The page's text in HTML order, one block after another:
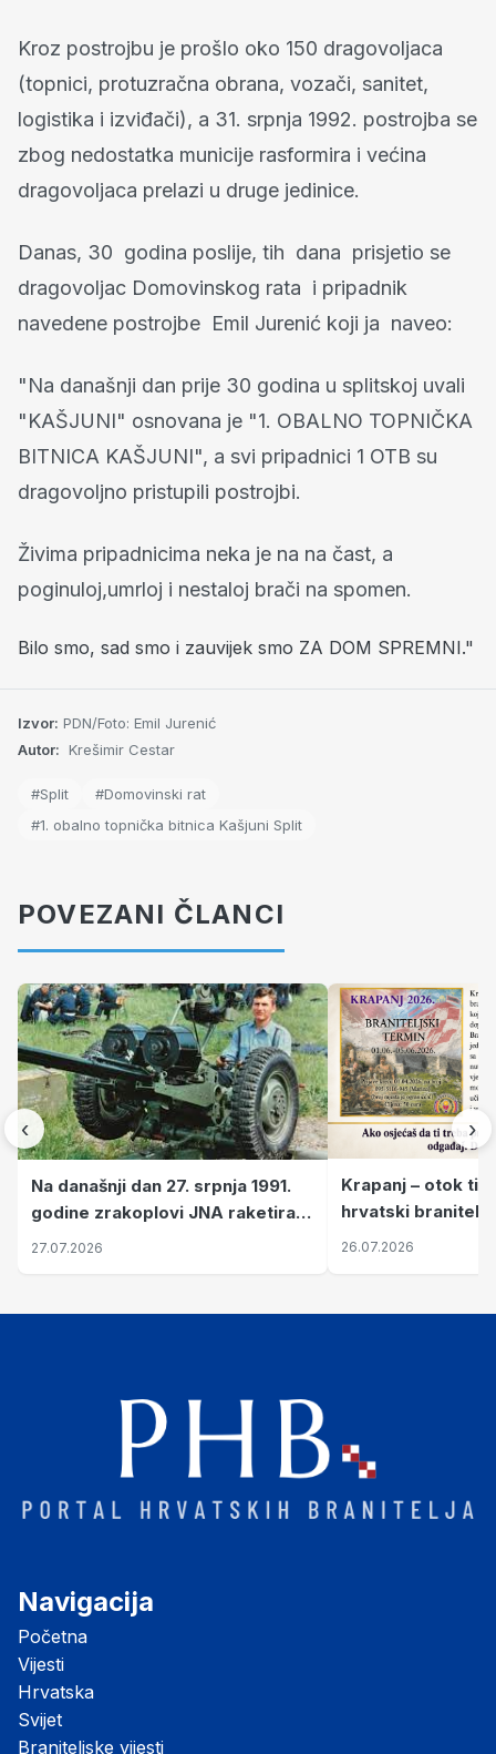
Kroz postrojbu je prošlo oko 150 dragovoljaca
(topnici, protuzračna obrana, vozači, sanitet,
logistika i izviđači), a 31. srpnja 1992. postrojba se
zbog nedostatka municije rasformira i većina
dragovoljaca prelazi u druge jedinice.
Danas, 30 godina poslije, tih dana prisjetio se
dragovoljac Domovinskog rata i pripadnik
navedene postrojbe Emil Jurenić koji ja naveo:
"Na današnji dan prije 30 godina u splitskoj uvali
"KAŠJUNI" osnovana je "1. OBALNO TOPNIČKA
BITNICA KAŠJUNI", a svi pripadnici 1 OTB su
dragovoljno pristupili postrojbi.
Živima pripadnicima neka je na na čast, a
poginuloj,umrloj i nestaloj brači na spomen.
Bilo smo, sad smo i zauvijek smo ZA DOM SPREMNI."
Izvor: PDN/Foto: Emil Jurenić
Autor: Krešimir Cestar
#Split
#Domovinski rat
#1. obalno topnička bitnica Kašjuni Split
POVEZANI ČLANCI
‹
Na današnji dan 27. srpnja 1991.
godine zrakoplovi JNA raketirali
su vojarnu i obučni centar "Nikola
27.07.2026
Krapanj – otok
hrvatski branitelji
pronalaze mir
26.07.2026
›
Navigacija
Početna
Vijesti
Hrvatska
Svijet
Braniteljske vijesti